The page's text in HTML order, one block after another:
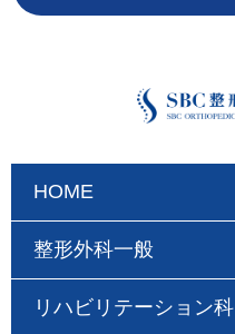
HOME
整形外科一般
リハビリテーション科